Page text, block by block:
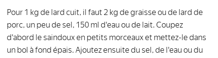
Pour 1 kg de lard cuit, il faut 2 kg de graisse ou de lard de
porc, un peu de sel, 150 ml d'eau ou de lait. Coupez
d'abord le saindoux en petits morceaux et mettez-le dans
un bol à fond épais. Ajoutez ensuite du sel, de l'eau ou du